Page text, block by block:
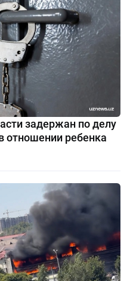
задержан по делу
отношении ребенка